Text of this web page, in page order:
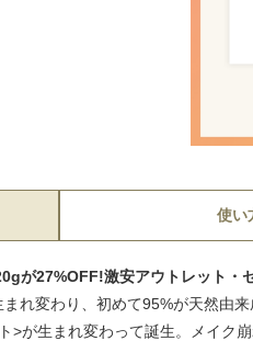
使い
が27%OFF!激安アウトレット・
れ変わり、初めて95%が天然由
>が生まれ変わって誕生。メイク